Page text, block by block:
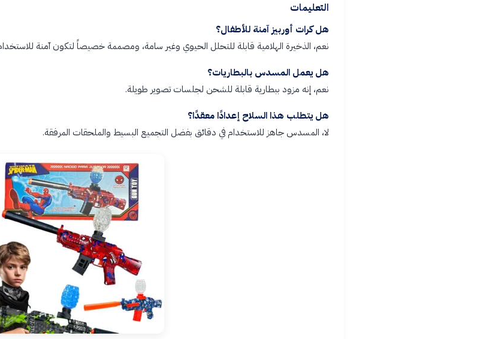
التعليمات
هل كرات أوربيز آمنة للأطفال؟
نعم، الذخيرة الهلامية قابلة للتحلل الحيوي وغير سامة، ومصممة خصيصاً لتكون آمنة
هل يعمل المسدس بالبطاريات؟
نعم، إنه مزود ببطارية قابلة للشحن لجلسات تصوير طويلة.
هل يتطلب هذا السلاح إعدادًا معقدًا؟
لا، المسدس جاهز للاستخدام في دقائق بفضل التجميع البسيط والملحقات المرفقة.